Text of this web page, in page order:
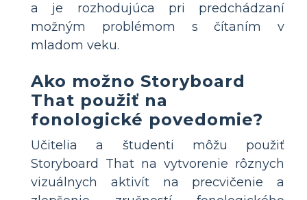
a je rozhodujúca pri predchádzaní
možným problémom s čítaním v
mladom veku.
Ako možno Storyboard
That použiť na
fonologické povedomie?
Učitelia a študenti môžu použiť
Storyboard That na vytvorenie rôznych
vizuálnych aktivít na precvičenie a